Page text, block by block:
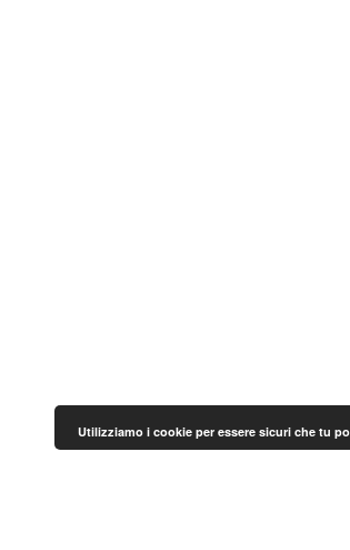
Utilizziamo i cookie per essere sicuri che tu